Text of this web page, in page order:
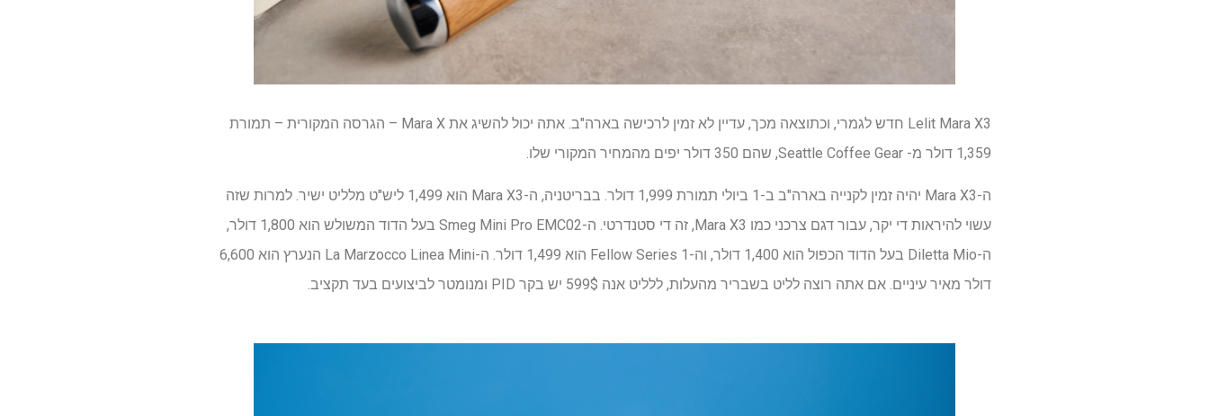
Lelit Mara X3 חדש לגמרי, וכתוצאה מכך, עדיין לא זמין לרכישה בארה"ב. אתה יכול להשיג את Mara X – הגרסה המקורית – תמורת
1,359 דולר מ- Seattle Coffee Gear, שהם 350 דולר יפים מהמחיר המקורי שלו.
ה-Mara X3 יהיה זמין לקנייה בארה"ב ב-1 ביולי תמורת 1,999 דולר. בבריטניה, ה-Mara X3 הוא 1,499 ליש"ט מלליט ישיר. למרות שזה
עשוי להיראות די יקר, עבור דגם צרכני כמו Mara X3, זה די סטנדרטי. ה-Smeg Mini Pro EMC02 בעל הדוד המשולש הוא 1,800 דולר,
ה-Diletta Mio בעל הדוד הכפול הוא 1,400 דולר, וה-Fellow Series 1 הוא 1,499 דולר. ה-La Marzocco Linea Mini הנערץ הוא 6,600
דולר מאיר עיניים. אם אתה רוצה לליט בשבריר מהעלות, ללליט אנה 599$ יש בקר PID ומנומטר לביצועים בעד תקציב.